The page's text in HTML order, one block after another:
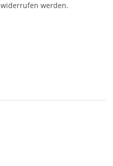
widerrufen werden.